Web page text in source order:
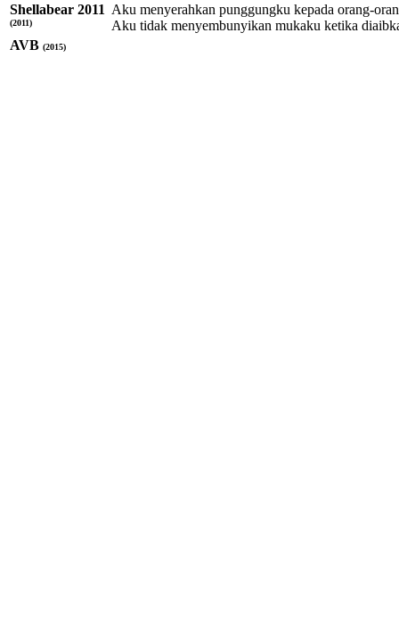
Shellabear 2011
(2011)
Aku menyerahkan punggungku kepada orang-
Aku tidak menyembunyikan mukaku ketika
AVB (2015)